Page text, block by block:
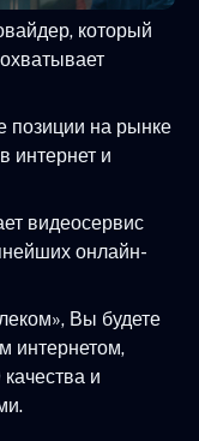
который
позиции на рынке
интернет и
видеосервис
онлайн-
Вы будете
интернетом,
и